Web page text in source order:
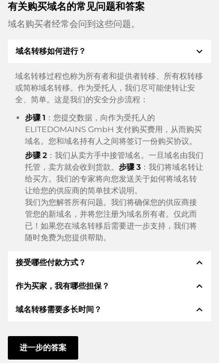
有关购买域名的常见问题和答案
域名购买者经常会问到这些问题。
域名转移如何进行？ expand_more
域名转移过程也称为所有者和提供者转移、所有权转移
或简称域名转移。作为受托人，我们尽可能使转让安
全、简单。这是我们的安全分步流程：
步骤 1 ：您提交数据，向作为受托人的
ELITEDOMAINS GmbH 支付购买费用，从而购买
域名。您和域名持有人之间将签订一份购买协议。
步骤 2 ：我们从卖方手中接管域名。一旦域名由我们
托管，卖方就会收到货款。 步骤 3 ：我们将域名转让
给买方。我们的专家将向您发送关于如何将域名转
让给您的供应商的简单技术说明。
我们为您解答所有问题。我们将确保您的供应商接
管您的新域名，并将您注册为域名所有者。仅此而
已！如果您在域名转移后需要进一步支持，我们将
随时免费为您提供帮助。
接受哪些付款方式？ expand_less
我们使用 SEPA 作为预付费，并使用 STRIPE 作为支
卡、PayPal、Klarna、ApplePay、GooglePay、支
ApplePay、GooglePay、支付宝或本地供应商。
作为买家，我有哪些担保？ expand_less
作为买方，我们始终向您保证以下证券。这就是我们的
根据德国法律，ELITEDOMAINS GmbH 担任
托管人。
域名转移需要多长时间？ expand_less
域名转移到新的提供商是通过自动程序实时进行的。只
要您及时采取行动，并且您的供应商没有任何问题，一
切都会在几分钟内完成。
进一步的答案